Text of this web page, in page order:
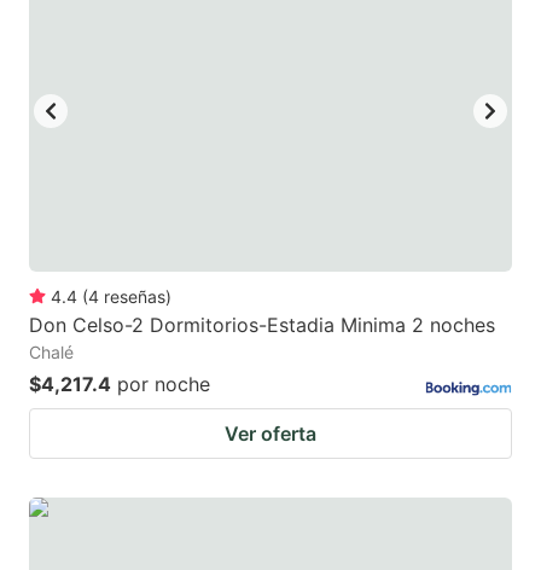
4.4 (4 reseñas)
Don Celso-2 Dormitorios-Estadia Minima 2 noches
Chalé
$4,217.4 por noche
Ver oferta